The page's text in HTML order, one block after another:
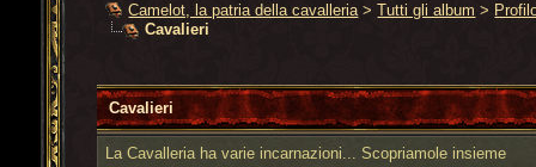
Camelot, la patria della cavalleria >Tutti gli album >
Cavalieri
Cavalieri
La Cavalleria ha varie incarnazioni... Scopriamole insieme